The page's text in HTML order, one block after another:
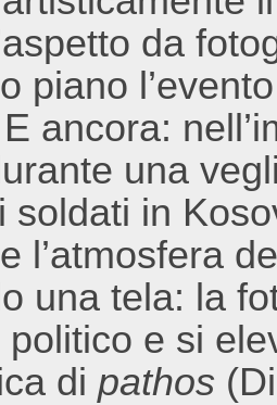
da
piano
ancora:
una
soldati in
l’atmosfera
una tela: la
e si
dipathos